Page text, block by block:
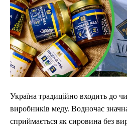
Україна традиційно входить до
виробників меду. Водночас
сприймається як сировина без